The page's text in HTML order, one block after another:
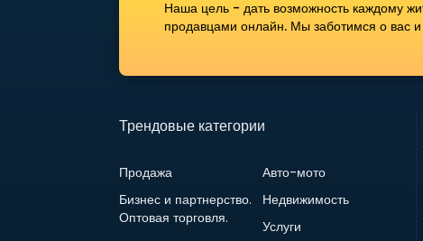
Наша цель - дать возможность каждому
продавцами онлайн. Мы заботимся о вас
Трендовые категории
Продажа
Авто-мото
Бизнес и партнерство.
Оптовая торговля.
Недвижимость
Услуги